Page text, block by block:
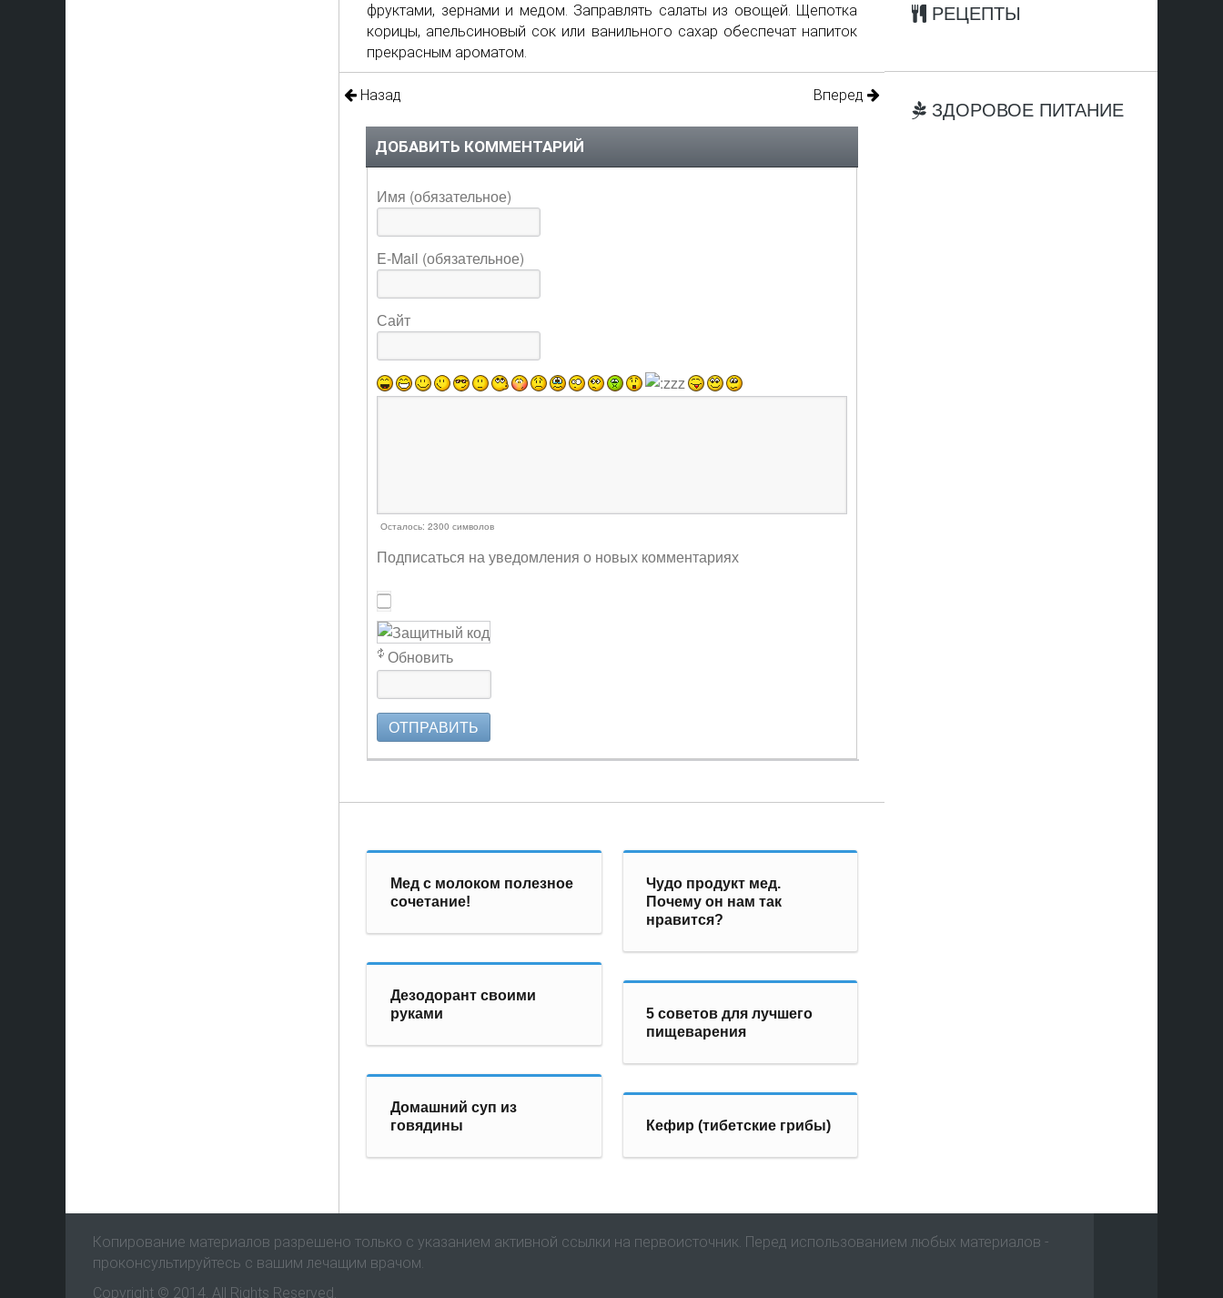
фруктами, зернами и медом. Заправлять салаты из овощей. Щепотка
корицы, апельсиновый сок или ванильного сахар обеспечат напиток
прекрасным ароматом.
Назад Вперед
ДОБАВИТЬ КОММЕНТАРИЙ
Имя (обязательное)
E-Mail (обязательное)
Сайт
Осталось: 2300 символов
Подписаться на уведомления о новых комментариях
Обновить
ОТПРАВИТЬ
Мед с молоком полезное
сочетание!
Дезодорант своими
руками
Домашний суп из
говядины
Чудо продукт мед.
Почему он нам так
нравится?
5 советов для лучшего
пищеварения
Кефир (тибетские грибы)
РЕЦЕПТЫ
ЗДОРОВОЕ ПИТАНИЕ
Копирование материалов разрешено только с указанием активной ссылки на первоисточник. Перед использованием любых материалов -
проконсультируйтесь с вашим лечащим врачом.
Copyright © 2014. All Rights Reserved.